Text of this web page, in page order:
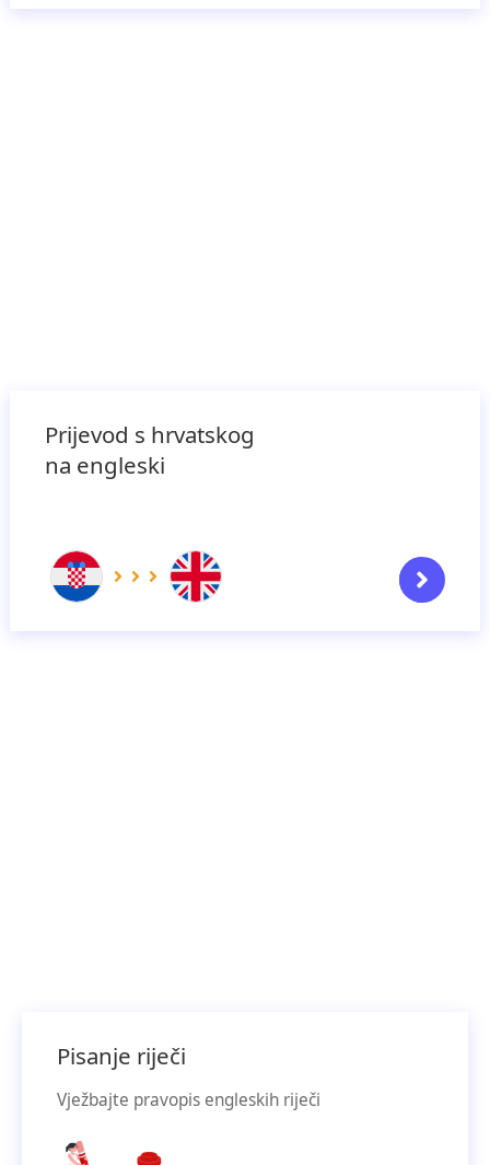
Prijevod s hrvatskog
na engleski
Pisanje riječi
Vježbajte pravopis engleskih riječi